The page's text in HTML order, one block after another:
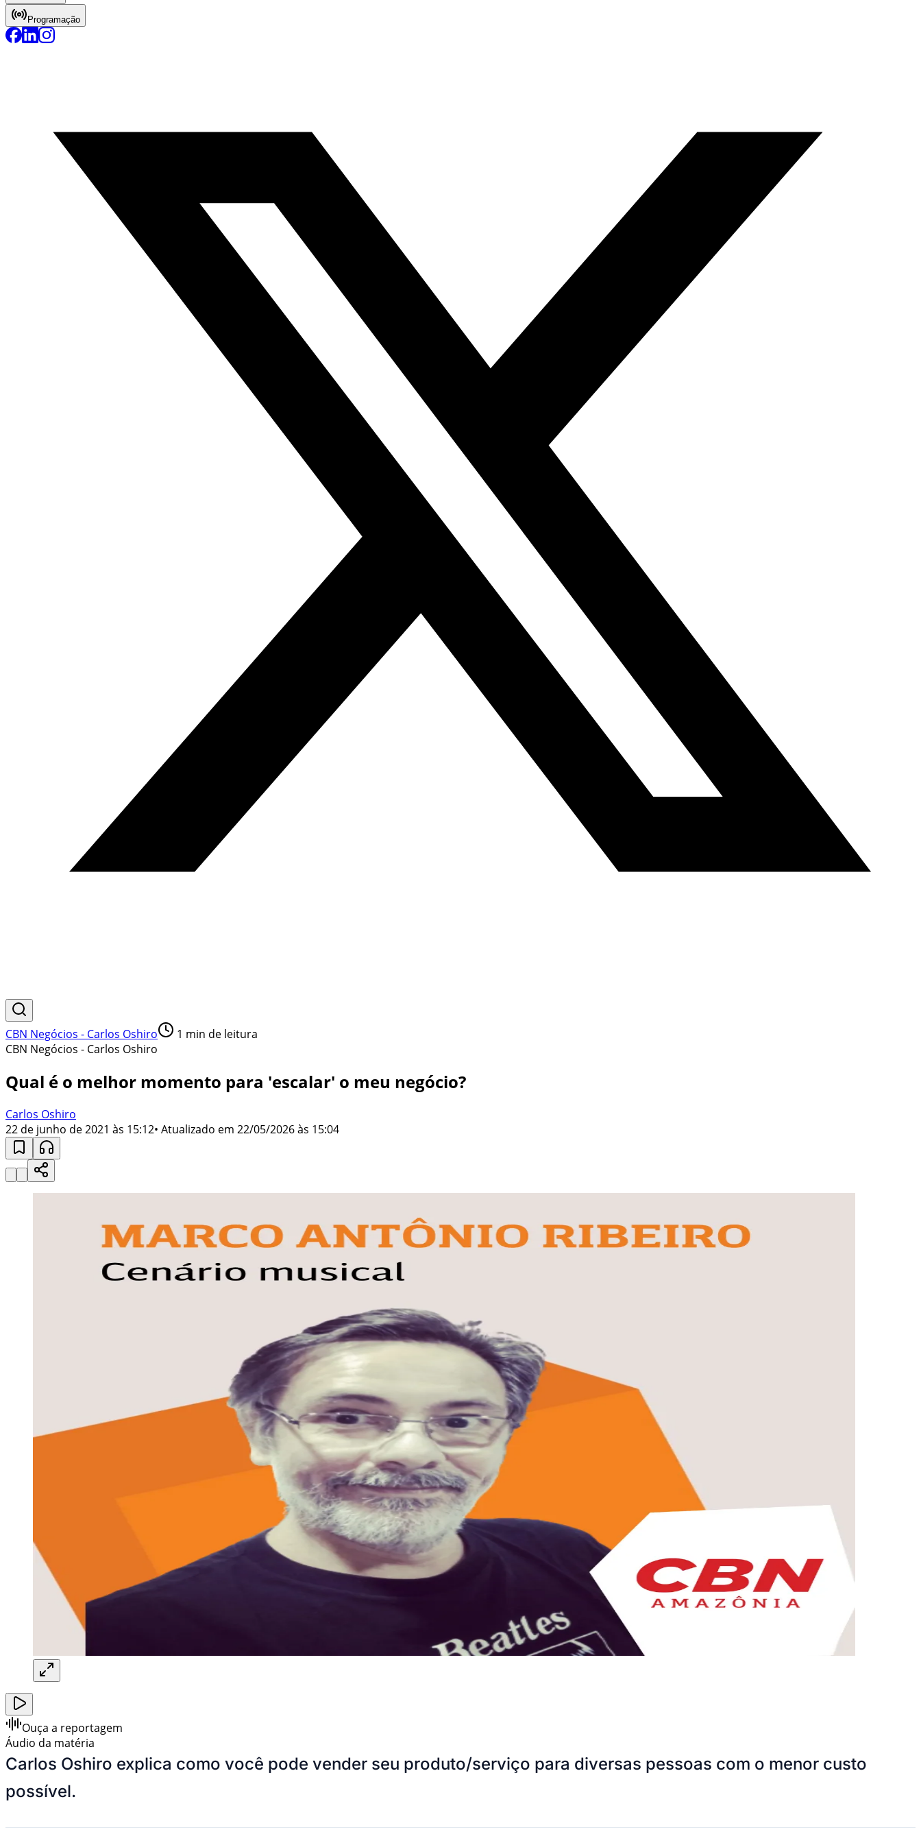
Programação
CBN Negócios - Carlos Oshiro 1 min de leitura
CBN Negócios - Carlos Oshiro
Qual é o melhor momento para 'escalar' o meu negócio?
Carlos Oshiro
22 de junho de 2021 às 15:12• Atualizado em 22/05/2026 às 15:04
Ouça a reportagem
Áudio da matéria
Carlos Oshiro explica como você pode vender seu produto/serviço para diversas pessoas com o menor custo
possível.